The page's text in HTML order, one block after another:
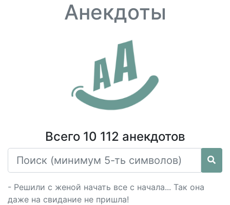
Анекдоты
Всего 10 112 анекдотов
- Решили с женой начать все с начала... Так она
даже на свидание не пришла!